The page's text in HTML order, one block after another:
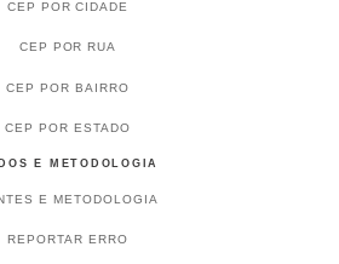
CEP POR CIDADE
CEP POR RUA
CEP POR BAIRRO
CEP POR ESTADO
E METODOLOGIA
E METODOLOGIA
REPORTAR ERRO